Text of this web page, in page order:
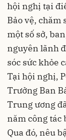
hội nghị tại
Bảo vệ, chăm
một số sở,
nguyên lãnh
sóc sức khỏe
Tại hội nghị,
Trưởng Ban
Trung ương
năm công tác
Qua đó, nêu